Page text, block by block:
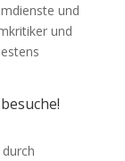
und
und